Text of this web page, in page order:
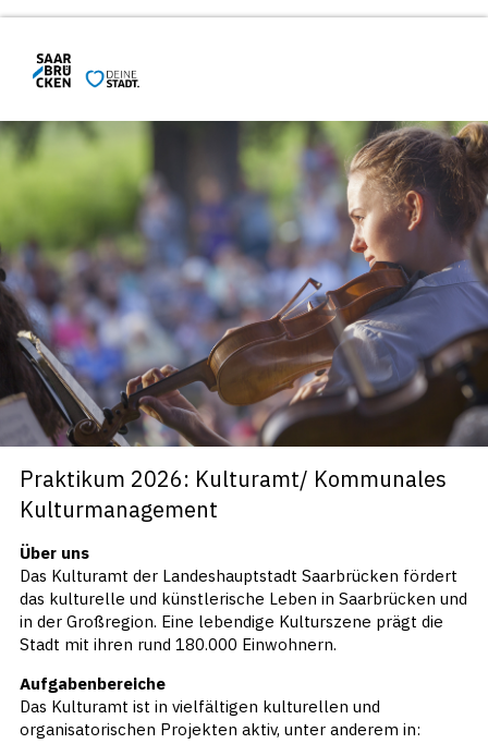
Praktikum 2026: Kulturamt/ Kommunales
Kulturmanagement
Über uns
Das Kulturamt der Landeshauptstadt Saarbrücken fördert
das kulturelle und künstlerische Leben in Saarbrücken und
in der Großregion. Eine lebendige Kulturszene prägt die
Stadt mit ihren rund 180.000 Einwohnern.
Aufgabenbereiche
Das Kulturamt ist in vielfältigen kulturellen und
organisatorischen Projekten aktiv, unter anderem in: